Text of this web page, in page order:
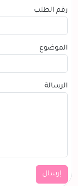
رقم الطلب
الموضوع
الرسالة
إرسال